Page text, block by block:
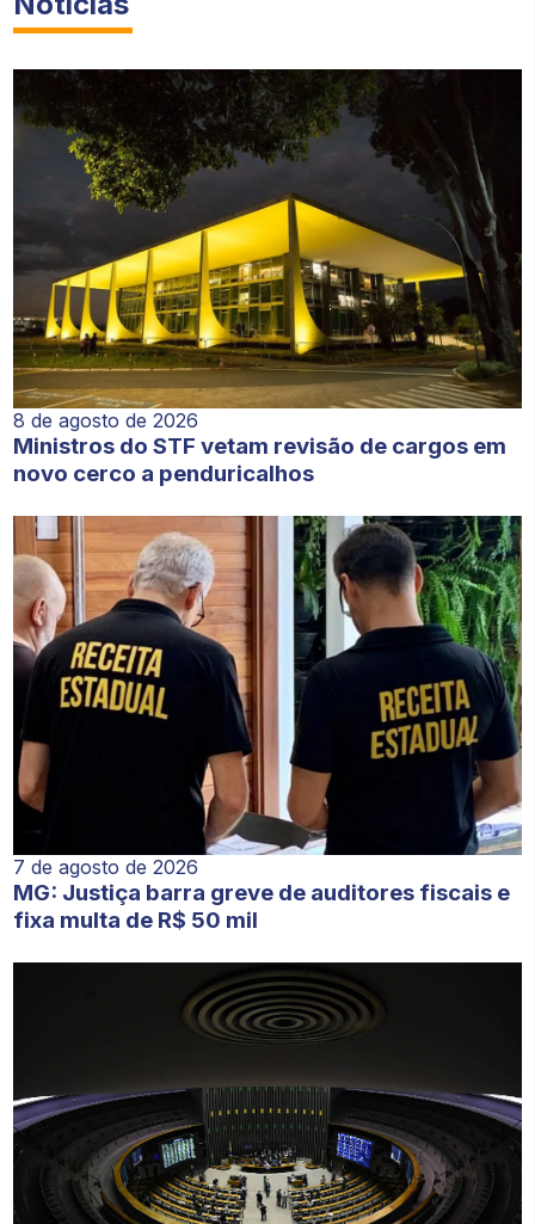
8 de agosto de 2026
Ministros do STF vetam revisão de cargos em
novo cerco a penduricalhos
7 de agosto de 2026
MG: Justiça barra greve de auditores fiscais e
fixa multa de R$ 50 mil